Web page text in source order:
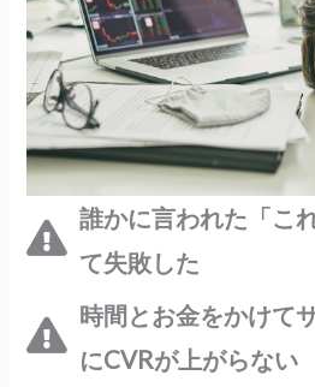
誰かに言われた「こ
て失敗した
時間とお金をかけて
にCVRが上がらない